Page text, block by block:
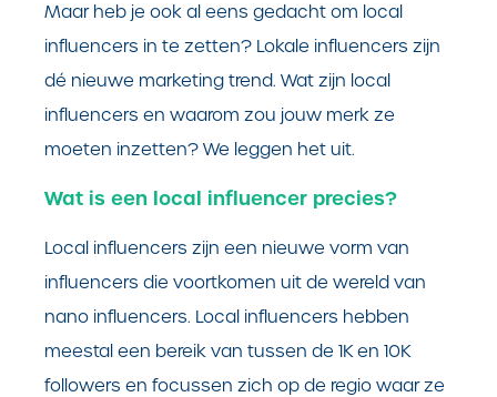
Maar heb je ook al eens gedacht om local
influencers in te zetten? Lokale influencers zijn
dé nieuwe marketing trend. Wat zijn local
influencers en waarom zou jouw merk ze
moeten inzetten? We leggen het uit.
Wat is een local influencer precies?
Local influencers zijn een nieuwe vorm van
influencers die voortkomen uit de wereld van
nano influencers. Local influencers hebben
meestal een bereik van tussen de 1K en 10K
followers en focussen zich op de regio waar ze